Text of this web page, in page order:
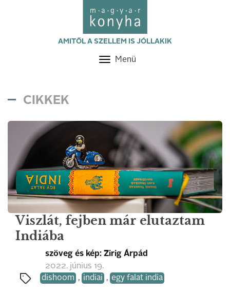
AMITŐL A SZELLEM IS JÓLLAKIK
Toggle
Menü
CIKKEK
Viszlát, fejben már elutaztam
Indiába
szöveg és kép: Zirig Árpád
2022. június 19.
dishoom , indiai , egy falat india